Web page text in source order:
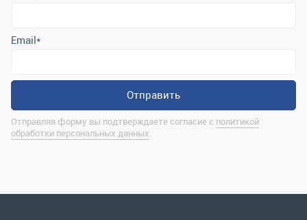
Контактная информация
marina@uralrsmiass.ru